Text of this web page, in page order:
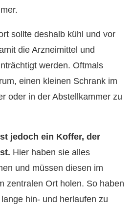
sollte deshalb kühl und vor
die Arzneimittel und
werden. Oftmals
einen kleinen Schrank im
oder in der Abstellkammer zu
jedoch ein Koffer, der
Hier haben sie alles
und müssen diesen im
zentralen Ort holen. So haben
hin- und herlaufen zu